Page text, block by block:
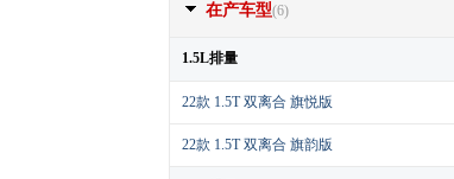
在产车型(6)
1.5L排量
22款 1.5T 双离合 旗悦版
22款 1.5T 双离合 旗韵版